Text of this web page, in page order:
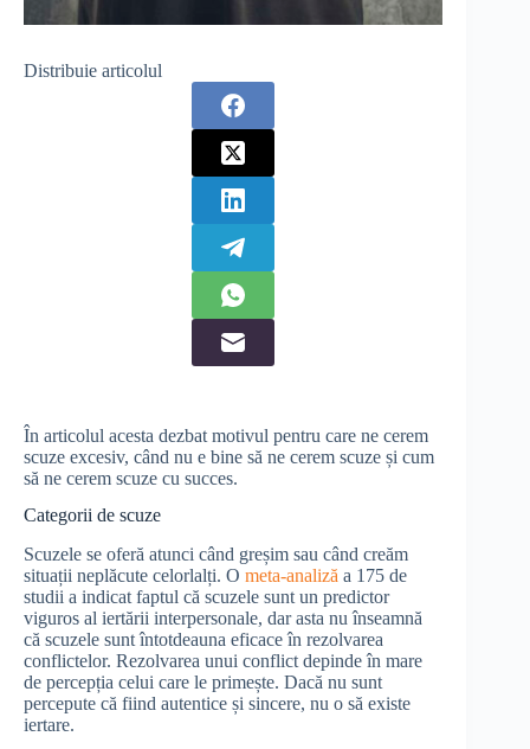
Distribuie articolul
În articolul acesta dezbat motivul pentru care ne cerem
scuze excesiv, când nu e bine să ne cerem scuze și cum
să ne cerem scuze cu succes.
Categorii de scuze
Scuzele se oferă atunci când greșim sau când creăm
situații neplăcute celorlalți. O meta-analiză a 175 de
studii a indicat faptul că scuzele sunt un predictor
viguros al iertării interpersonale, dar asta nu înseamnă
că scuzele sunt întotdeauna eficace în rezolvarea
conflictelor. Rezolvarea unui conflict depinde în mare
de percepția celui care le primește. Dacă nu sunt
percepute că fiind autentice și sincere, nu o să existe
iertare.